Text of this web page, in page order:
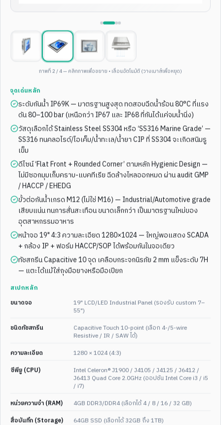
4
12.1" IP67 WALL MOUNT
12.1-inch wall-mounted
black stainless steel fully
waterproof IP67 industrial
panel PC
15"
15 Inch Wall Mounted IP68
With Stainless Steel Case
1 /4
ENT-WP-169
มี QR Scanner
15 Inch Stainless Steel Case
Touchscreen PC Full IP67
Waterproof Panel Pc with QR
ดูสเปกเต็ม
2/4
ENT-WP-
All-in-One ทนทาน
15.6 Inch Industrial
Stainless Steel Waterproof
IP66 Capacitive Touch
Screen Rugged All in One PC
1/4
MULTI-SIZE
10.4-19"
ALUMINUM ALLOY
Industrial HMI
4 /4
19"
IP69K
SS316 MARINE GRADE
19" Stainless Steel
ภาพที่3/4— คลิกภาพเพื่อขยาย • เลื่อนอัตโนมัติ (วางเมาส์เพื่อหยุด)
จุดเด่นหลัก
ระดับกันน้ำ IP69K — มาตรฐานสูงสุด ทดสอบฉีดน้ำร้อน 80°C ที่แรง
ดัน 80–100 bar (เหนือกว่า IP67 และ IP68 ที่กันได้แค่จมน้ำนิ่ง)
วัสดุเลือกได้ Stainless Steel SS304 หรือ ‘SS316 Marine Grade’ —
SS316 ทนคลอไรด์/ไอเค็ม/น้ำทะเล/น้ำยา CIP ที่ SS304 จะเกิดสนิมรู
เข็ม
ดีไซน์ ‘Flat Front + Rounded Corner’ ตามหลัก Hygienic Design —
ไม่มีซอกมุมเก็บคราบ-แบคทีเรีย ฉีดล้างไหลออกหมด ผ่าน audit GMP
/ HACCP / EHEDG
ขั้วต่อกันน้ำเกรด M12 (ไม่ใช่ M16) — Industrial/Automotive grade
เสียบแน่น ทนการสั่นสะเทือน ขนาดเล็กกว่า เป็นมาตรฐานใหม่ของ
อุตสาหกรรมอาหาร
หน้าจอ 19" 4:3 ความละเอียด 1280×1024 — ใหญ่พอแสดง SCADA
+ กล้อง IP + ฟอร์ม HACCP/SOP ได้พร้อมกันในจอเดียว
ทัชสกรีน Capacitive 10 จุด เคลือบกระจกนิรภัย 2 mm แข็งระดับ 7H
— แตะได้แม้ใส่ถุงมือยางหรือมือเปียก
สเปกหลัก
ขนาดจอ
19" LCD/LED Industrial Panel (รองรับ custom 7–
55")
ชนิดทัชสกรีน
Capacitive Touch 10-point (เลือก 4-/5-wire
Resistive / IR / SAW ได้)
ความละเอียด
1280 × 1024 (4:3)
ซีพียู (CPU)
Intel Celeron® J1900 / J4105 / J4125 / J6412 /
J6413 Quad Core 2.0GHz (ออปชัน Intel Core i3 / i5
/ i7)
หน่วยความจำ (RAM)
4GB DDR3/DDR4 (เลือกได้ 4 / 8 / 16 / 32 GB)
สื่อบันทึก (Storage)
64GB SSD (เลือกได้ 32GB ถึง 1TB)